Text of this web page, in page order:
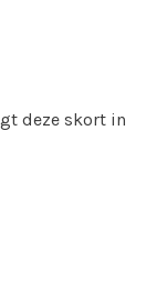
deze skort in